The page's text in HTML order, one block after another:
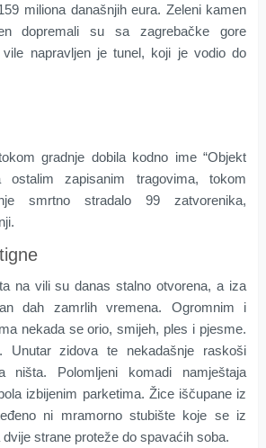
miliona današnjih eura. Zeleni kamen
dopremali su sa zagrebačke gore
vile napravljen je tunel, koji je vodio do
gradnje dobila kodno ime “Objekt
zapisanim tragovima, tokom
smrtno stradalo 99 zatvorenika,
na vili su danas stalno otvorena, a iza
dah zamrlih vremena. Ogromnim i
nekada se orio, smijeh, ples i pjesme.
Unutar zidova te nekadašnje raskoši
Polomljeni komadi namještaja
izbijenim parketima. Žice iščupane iz
ni mramorno stubište koje se iz
strane proteže do spavaćih soba.